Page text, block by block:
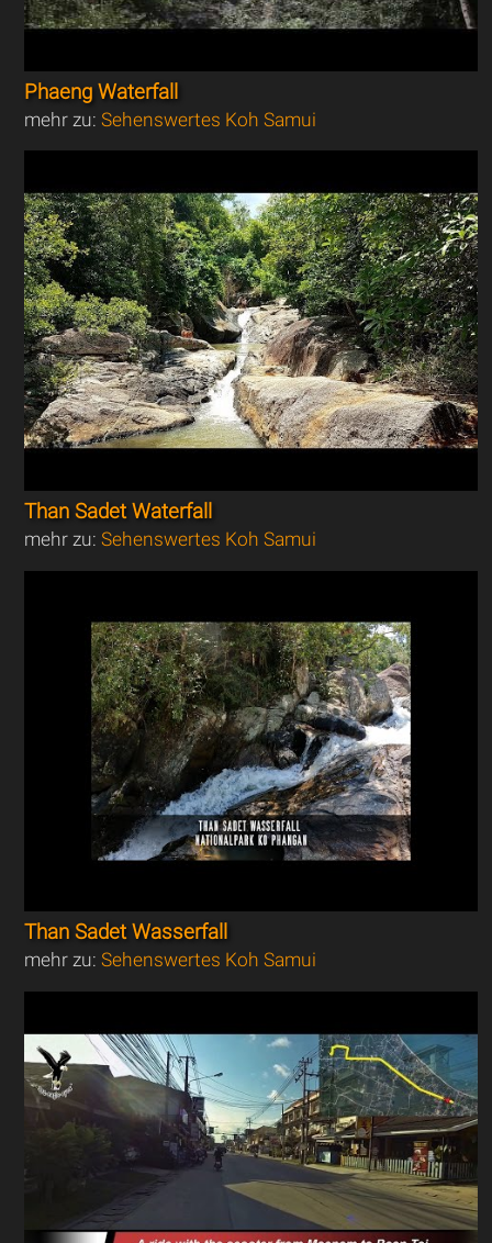
Phaeng Waterfall
mehr zu:Sehenswertes Koh Samui
Than Sadet Waterfall
mehr zu:Sehenswertes Koh Samui
Than Sadet Wasserfall
mehr zu:Sehenswertes Koh Samui